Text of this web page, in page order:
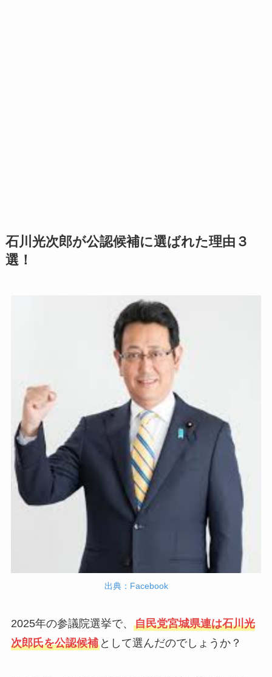
石川光次郎が公認候補に選ばれた理由３
選！
出典：Facebook
2025年の参議院選挙で、 自民党宮城県連は石川光
次郎氏を公認候補として選んだのでしょうか？